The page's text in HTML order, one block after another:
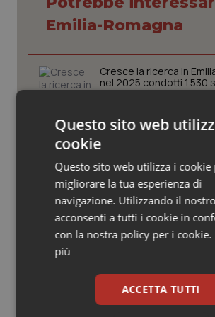
Oncologia & Nutrizione
Quotidiano Cardiologia
Quotidiano Chirurgia
Quotidiano Oncologia
Quotidiano Pediatria
Rene & patologie urogenitali
Emilia-Romagna
Cresce la ricerca in
nel 2025 condotti 1.530
numero più alto degli
Medicina generale:
non sono 5.965 futuri
famiglia
Puglia. Unità di crisi
Decaro accelera su 118,
e conti
Fine vita. Ecco perché
dell’Emilia-Romagna è
Questo sito web
cookie
Questo sito web utilizza i cookie
migliorare la tua esperienza di
navigazione. Utilizzando il
acconsenti a tutti i cookie in
con la nostra policy per i cookie.
più
ACCETTA TUTTI